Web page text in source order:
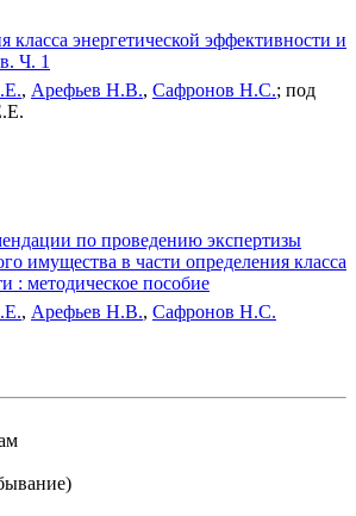
класса энергетической эффективности и
Ч. 1
, Арефьев Н.В., Сафронов Н.С.; под
по проведению экспертизы
имущества в части определения класса
: методическое пособие
, Арефьев Н.В., Сафронов Н.С.